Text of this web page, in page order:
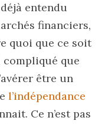
entendu
financiers,
quoi que ce soit
compliqué que
être un
l’indépendance
Ce n’est pas